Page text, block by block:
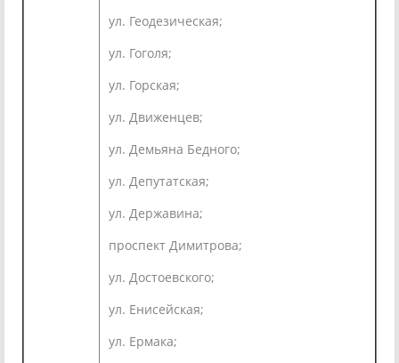
ул. Геодезическая;
ул. Гоголя;
ул. Горская;
ул. Движенцев;
ул. Демьяна Бедного;
ул. Депутатская;
ул. Державина;
проспект Димитрова;
ул. Достоевского;
ул. Енисейская;
ул. Ермака;